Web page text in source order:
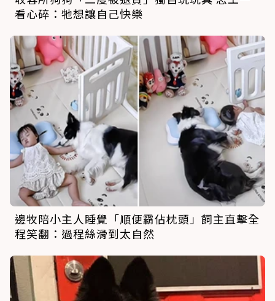
看心碎：牠想讓自己快樂
邊牧陪小主人睡覺「順便霸佔枕頭」飼主直擊全
程笑翻：過程絲滑到太自然